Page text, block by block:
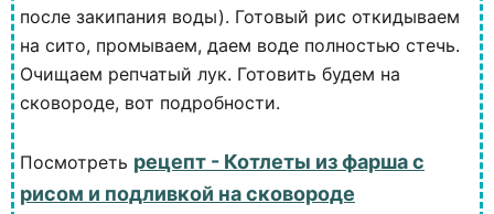
после закипания воды). Готовый рис откидываем
на сито, промываем, даем воде полностью стечь.
Очищаем репчатый лук. Готовить будем на
сковороде, вот подробности.
Посмотреть рецепт - Котлеты из фарша с
рисом и подливкой на сковороде